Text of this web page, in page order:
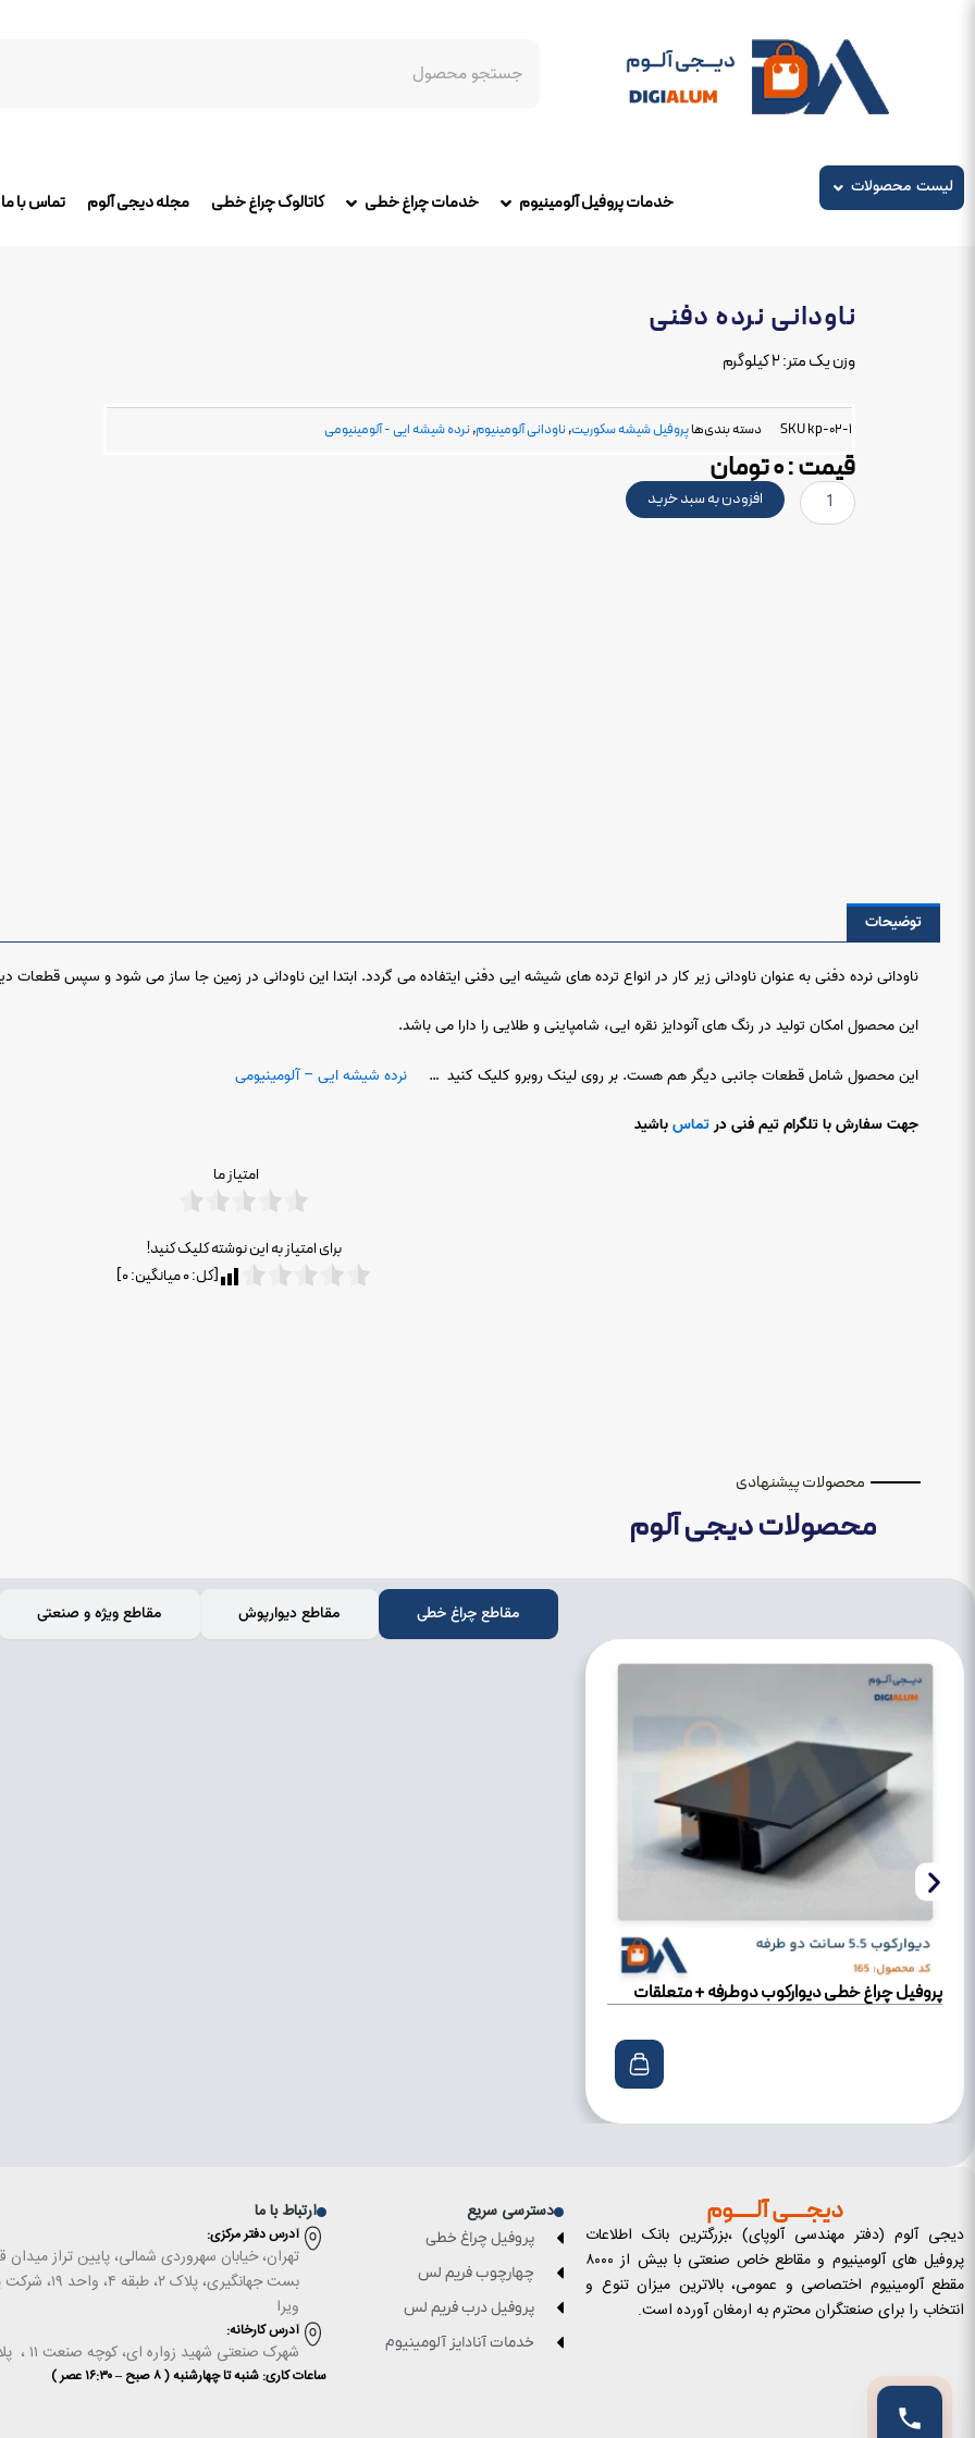
لیست محصولات باز کردن در لیست محصولات
خدمات پروفیل آلومینیوم خدمات چراغ خطی کاتالوگ چراغ خطی مجله دیجی آلوم تماس با ما
ناودانی نرده دفنی
وزن یک متر: ۲ کیلوگرم
SKUkp-02-1 دسته بندی‌هاپروفیل شیشه سکوریت,ناودانی آلومینیوم,نرده شیشه ایی - آلومینیومی
قیمت :۰تومان
ناودانی
نرده
افزودن به سبد خرید
توضیحات
ناودانی نرده دفنی به عنوان ناودانی زیر کار در انواع ترده های شیشه ایی دفنی ایتفاده می گردد. ابتدا این ناودانی در زمین جا ساز می شود و سپس
این محصول امکان تولید در رنگ های آنودایز نقره ایی، شامپاینی و طلایی را دارا می باشد.
این محصول شامل قطعات جانبی دیگر هم هست. بر روی لینک روبرو کلیک کنید … نرده شیشه ایی – آلومینیومی
جهت سفارش با تلگرام تیم فنی درتماسباشید
امتیاز ما
برای امتیاز به این نوشته کلیک کنید!
[کل:۰میانگین:۰]
محصولات پیشنهادی
محصولات دیجی آلوم
مقاطع چراغ خطی مقاطع دیوارپوش مقاطع ویژه و صنعتی
پروفیل چراغ خطی دیوارکوب دوطرفه + متعلقات
دیجــــی آلـــــوم
دیجی آلوم (دفتر مهندسی آلوپای) ،بزرگترین بانک اطلاعات
پروفیل های آلومینیوم و مقاطع خاص صنعتی با بیش از ۸۰۰۰
مقطع آلومینیوم اختصاصی و عمومی، بالاترین میزان تنوع و
انتخاب را برای صنعتگران محترم به ارمغان آورده است.
دسترسی سریع
پروفیل چراغ خطی
چهارچوب فریم لس
پروفیل درب فریم لس
خدمات آنادایز آلومینیوم
ارتباط با ما
آدرس دفتر مركزى:
تهران، خیابان سهروردی شمالی، پایین تراز میدان
بست جهانگیری، پلاک ۲،
ویرا
آدرس كارخانه:
شهرک صنعتى شهيد زواره ای، كوچه صنعت ۱۱ ، پلاک ۱۰
ساعات کاری: شنبه تا چهارشنبه ( ۸ صبح – ۱۶:۳۰ عصر )